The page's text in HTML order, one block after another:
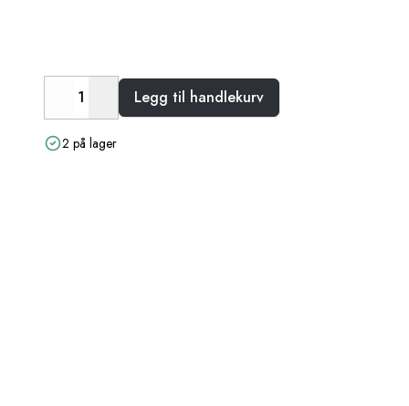
DecreaseIncreaseLegg til handlekurv
2 på lager